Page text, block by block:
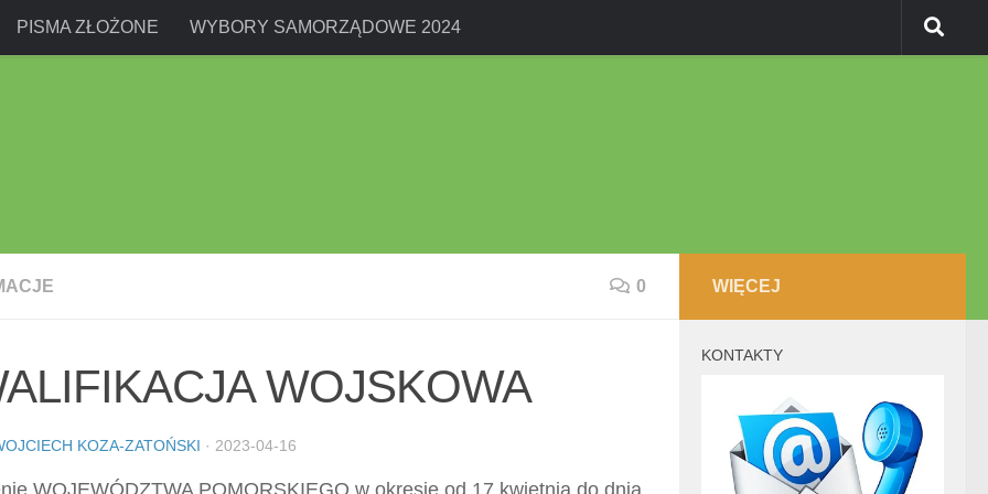
PISMA ZŁOŻONE WYBORY SAMORZĄDOWE 2024
0
WOJSKOWA
KOZA-ZATOŃSKI · 2023-04-16
WOJEWÓDZTWA POMORSKIEGO w okresie od 17 kwietnia do dnia
WIĘCEJ
KONTAKTY